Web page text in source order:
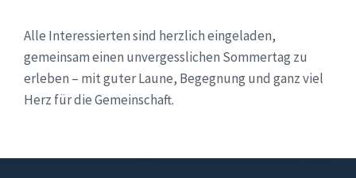
Alle Interessierten sind herzlich eingeladen,
gemeinsam einen unvergesslichen Sommertag zu
erleben – mit guter Laune, Begegnung und ganz viel
Herz für die Gemeinschaft.